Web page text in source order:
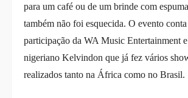
para um café ou de um brinde com
também não foi esquecida. O evento
participação da WA Music Entertainment
nigeriano Kelvindon que já fez vários
realizados tanto na África como no Brasil.